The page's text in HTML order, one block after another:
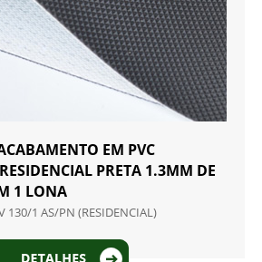
EM PVC
PRETA 1.3MM DE
1 LONA
130/1 AS/PN (RESIDENCIAL)